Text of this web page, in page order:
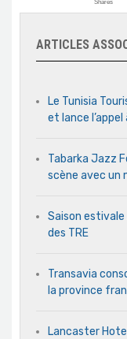
Shares
ARTICLES
Le Tunisia
et lance
Tabarka Jazz
scène avec un
Saison
des TRE
Transavia
la province
Lancaster